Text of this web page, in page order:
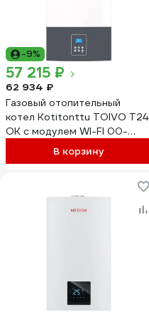
-9%
57 215 ₽
62 934 ₽
Газовый отопительный
котел Kotitonttu TOIVO T24
OK с модулем WI-FI 00-
00000678В корзину